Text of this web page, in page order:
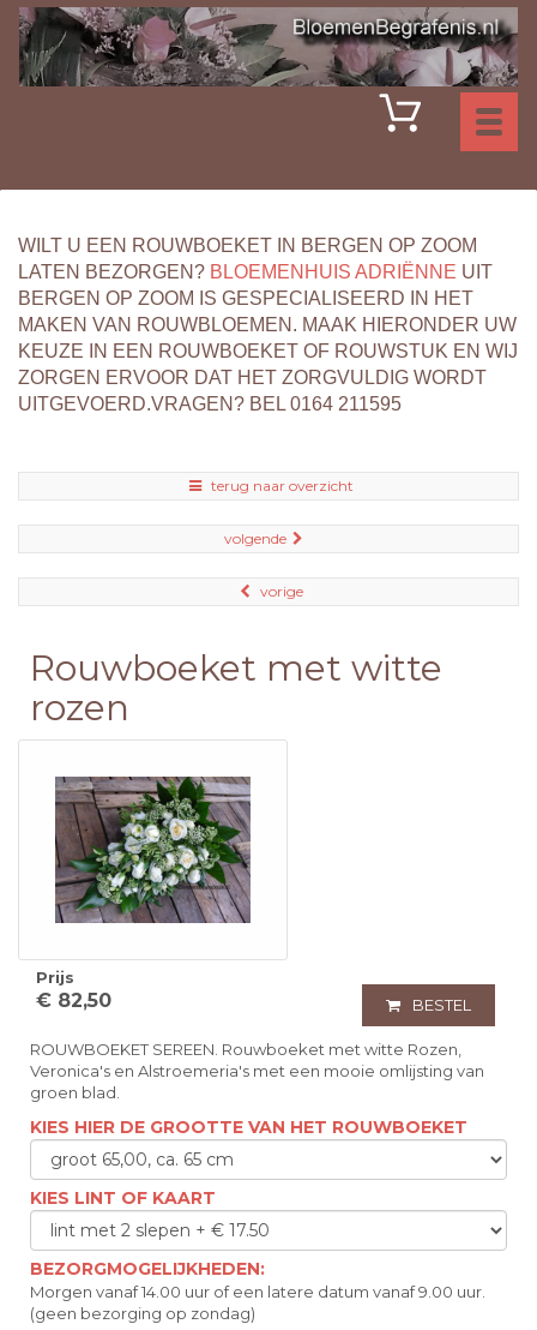
WILT U EEN ROUWBOEKET IN BERGEN OP ZOOM
LATEN BEZORGEN? BLOEMENHUIS ADRIËNNE UIT
BERGEN OP ZOOM IS GESPECIALISEERD IN HET
MAKEN VAN ROUWBLOEMEN. MAAK HIERONDER UW
KEUZE IN EEN ROUWBOEKET OF ROUWSTUK EN WIJ
ZORGEN ERVOOR DAT HET ZORGVULDIG WORDT
UITGEVOERD.VRAGEN? BEL 0164 211595
terug naar overzicht
volgende
vorige
Rouwboeket met witte
rozen
Prijs
€ 82,50 BESTEL
ROUWBOEKET SEREEN. Rouwboeket met witte Rozen,
Veronica's en Alstroemeria's met een mooie omlijsting van
groen blad.
KIES HIER DE GROOTTE VAN HET ROUWBOEKET
KIES LINT OF KAART
BEZORGMOGELIJKHEDEN:
Morgen vanaf 14.00 uur of een latere datum vanaf 9.00 uur.
(geen bezorging op zondag)